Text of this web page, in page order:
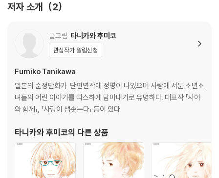
저자 소개 2
글그림 타니카와 후미코
관심작가 알림신청
Fumiko Tanikawa
일본의 순정만화가. 단편연작에 정평이 나있으며 사랑에 서툰 소년소
녀들의 어린 이야기를 따스하게 담아내기로 유명하다. 대표작 「사야
와 함께」, 「사랑이 샘솟는다」 등이 있다.
타니카와 후미코의 다른 상품